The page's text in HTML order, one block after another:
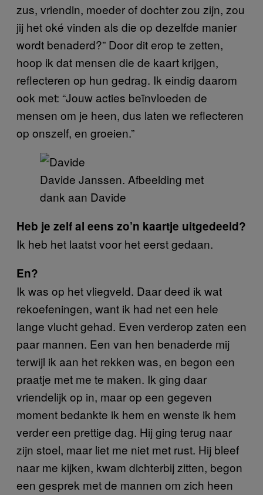
zus, vriendin, moeder of dochter zou zijn, zou
jij het oké vinden als die op dezelfde manier
wordt benaderd?” Door dit erop te zetten,
hoop ik dat mensen die de kaart krijgen,
reflecteren op hun gedrag. Ik eindig daarom
ook met: “Jouw acties beïnvloeden de
mensen om je heen, dus laten we reflecteren
op onszelf, en groeien.”
Davide Janssen. Afbeelding met
dank aan Davide
Heb je zelf al eens zo’n kaartje uitgedeeld?
Ik heb het laatst voor het eerst gedaan.
En?
Ik was op het vliegveld. Daar deed ik wat
rekoefeningen, want ik had net een hele
lange vlucht gehad. Even verderop zaten een
paar mannen. Een van hen benaderde mij
terwijl ik aan het rekken was, en begon een
praatje met me te maken. Ik ging daar
vriendelijk op in, maar op een gegeven
moment bedankte ik hem en wenste ik hem
verder een prettige dag. Hij ging terug naar
zijn stoel, maar liet me niet met rust. Hij bleef
naar me kijken, kwam dichterbij zitten, begon
een gesprek met de mannen om zich heen